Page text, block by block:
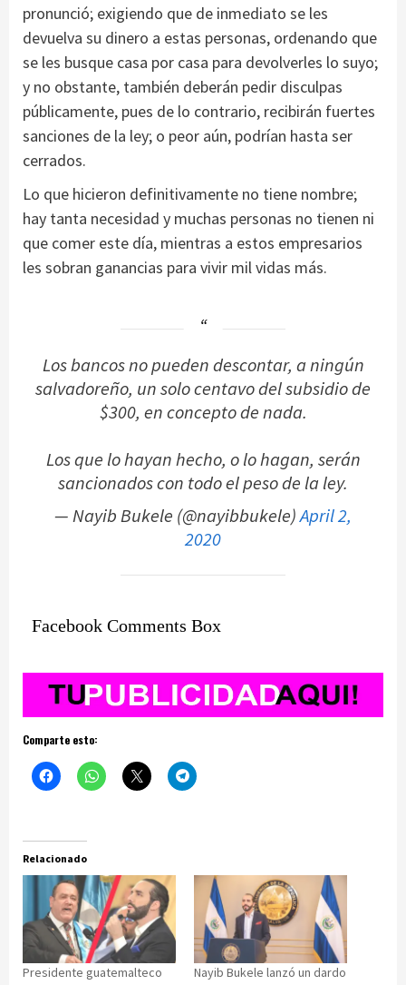
pronunció; exigiendo que de inmediato se les
devuelva su dinero a estas personas, ordenando que
se les busque casa por casa para devolverles lo suyo;
y no obstante, también deberán pedir disculpas
públicamente, pues de lo contrario, recibirán fuertes
sanciones de la ley; o peor aún, podrían hasta ser
cerrados.
Lo que hicieron definitivamente no tiene nombre;
hay tanta necesidad y muchas personas no tienen ni
que comer este día, mientras a estos empresarios
les sobran ganancias para vivir mil vidas más.
Los bancos no pueden descontar, a ningún
salvadoreño, un solo centavo del subsidio de
$300, en concepto de nada.
Los que lo hayan hecho, o lo hagan, serán
sancionados con todo el peso de la ley.
— Nayib Bukele (@nayibbukele)April 2,
2020
Facebook Comments Box
Comparte esto:
Relacionado
Presidente guatemalteco
Nayib Bukele lanzó un dardo